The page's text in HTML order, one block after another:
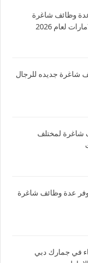
وظائف شاغرة
لعام 2026
شاغرة جديده للرجال
شاغرة لمختلف
عدة وظائف شاغرة
في جمارك دبي